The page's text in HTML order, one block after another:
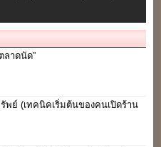
ลาดนัด”
พย์ (เทคนิคเริ่มต้นของคนเปิดร้าน